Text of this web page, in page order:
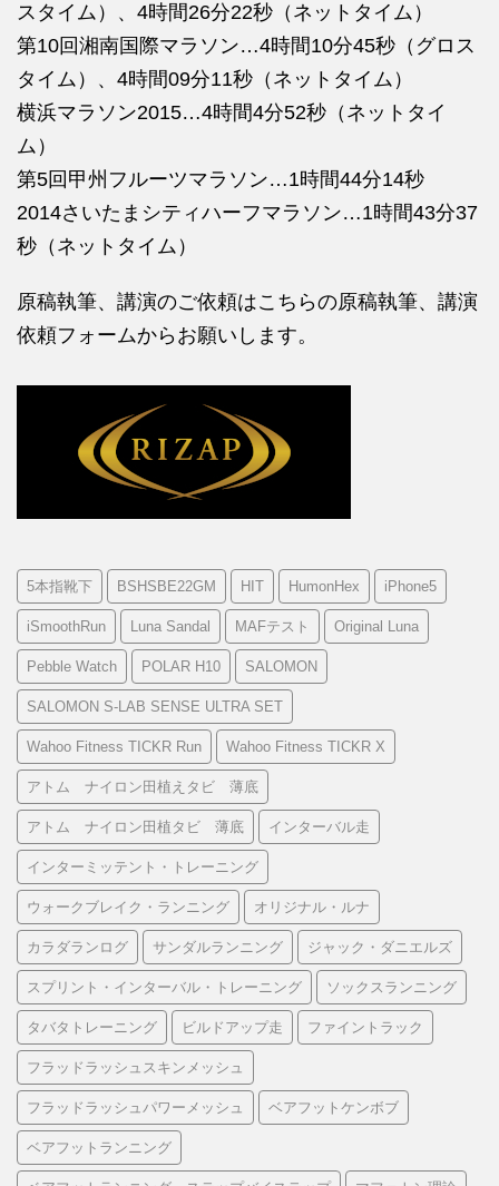
スタイム）、4時間26分22秒（ネットタイム）
第10回湘南国際マラソン…4時間10分45秒（グロス
タイム）、4時間09分11秒（ネットタイム）
横浜マラソン2015…4時間4分52秒（ネットタイ
ム）
第5回甲州フルーツマラソン…1時間44分14秒
2014さいたまシティハーフマラソン…1時間43分37
秒（ネットタイム）
原稿執筆、講演のご依頼はこちらの原稿執筆、講演
依頼フォームからお願いします。
5本指靴下 BSHSBE22GM HIT HumonHex iPhone5
iSmoothRun Luna Sandal MAFテスト Original Luna
Pebble Watch POLAR H10 SALOMON
SALOMON S-LAB SENSE ULTRA SET
Wahoo Fitness TICKR Run Wahoo Fitness TICKR X
アトム ナイロン田植えタビ 薄底
アトム ナイロン田植タビ 薄底 インターバル走
インターミッテント・トレーニング
ウォークブレイク・ランニング オリジナル・ルナ
カラダランログ サンダルランニング ジャック・ダニエルズ
スプリント・インターバル・トレーニング ソックスランニング
タバタトレーニング ビルドアップ走 ファイントラック
フラッドラッシュスキンメッシュ
フラッドラッシュパワーメッシュ ベアフットケンボブ
ベアフットランニング